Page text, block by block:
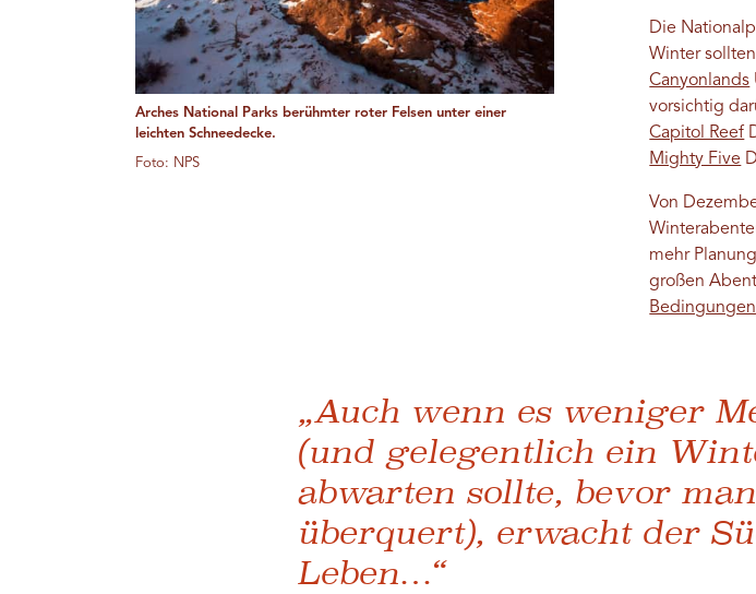
Arches National Parks berühmter roter Felsen unter einer
leichten Schneedecke.
Foto: NPS
Die
Winter
Canyonlands
vorsichtig
Capitol Reef
Mighty Five
Von
mehr
großen
Bedingungen
„Auch wenn es weniger
(und gelegentlich ein
abwarten sollte, bevor
überquert), erwacht der
Leben…“